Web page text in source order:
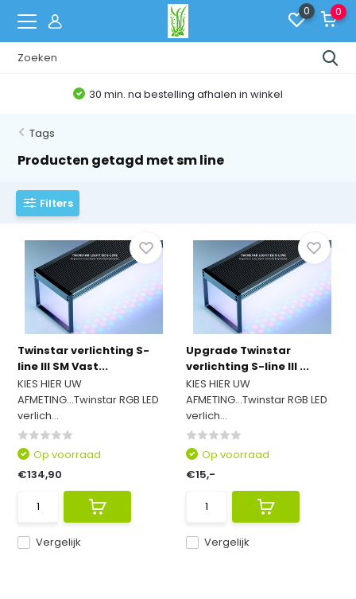
0 0
30 min. na bestelling afhalen in winkel
Tags
Producten getagd met sm line
Filters
Twinstar verlichting S-
line III SM Vast...
KIES HIER UW
AFMETING...Twinstar RGB LED
verlich...
Vergelijk
Op voorraad
€134,90
Upgrade Twinstar
verlichting S-line III ...
KIES HIER UW
AFMETING...Twinstar RGB LED
verlich...
Vergelijk
Op voorraad
€15,-